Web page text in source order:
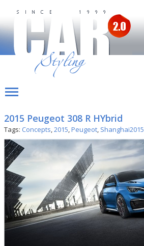
2015 Peugeot 308 R HYbrid
Tags: Concepts,2015,Peugeot, Shanghai2015